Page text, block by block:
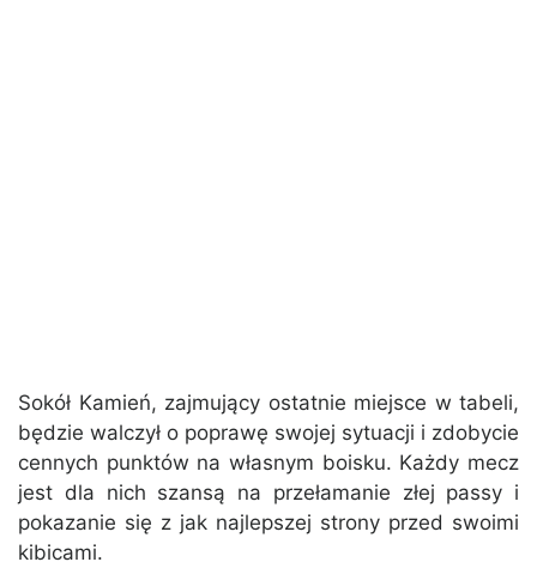
Sokół Kamień, zajmujący ostatnie miejsce w tabeli,
będzie walczył o poprawę swojej sytuacji i zdobycie
cennych punktów na własnym boisku. Każdy mecz
jest dla nich szansą na przełamanie złej passy i
pokazanie się z jak najlepszej strony przed swoimi
kibicami.